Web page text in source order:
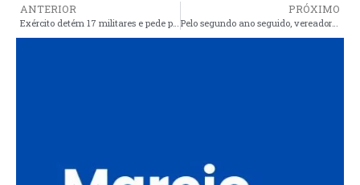
ANTERIOR PRÓXIMO
Pelo segundo ano seguido, vereador Arnaldo e deputado Dr. Yglésio, fazem distribuição de pescados às famílias araiosenses